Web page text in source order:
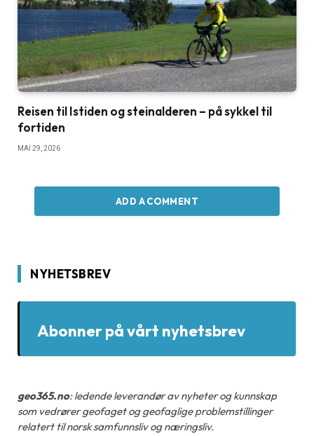
Reisen til Istiden og steinalderen – på sykkel til
fortiden
MAI 29, 2026
ADD A COMMENT
NYHETSBREV
Abonner på vårt nyhetsbrev
geo365.no: ledende leverandør av nyheter og kunnskap
som vedrører geofaget og geofaglige problemstillinger
relatert til norsk samfunnsliv og næringsliv.